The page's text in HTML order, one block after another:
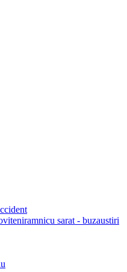
ramnicu sarat - buzaustiri